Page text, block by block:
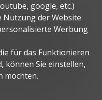
nur 15 Gehminuten
Kanal entfernt. Die
Zugang zu drei
eine davon
sie schnell in jeden
Die Entfernung zur
15 Minuten
google, etc.)
der Website
Werbung
für das Funktionieren
können Sie einstellen,
möchten.